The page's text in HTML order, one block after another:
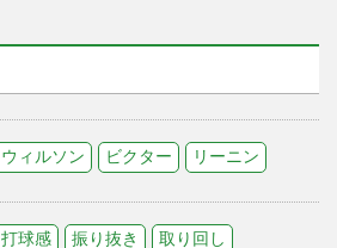
ウィルソン ビクター リーニン
打球感 振り抜き 取り回し